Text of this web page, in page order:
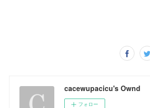
cacewupacicu's Ownd
フォロー